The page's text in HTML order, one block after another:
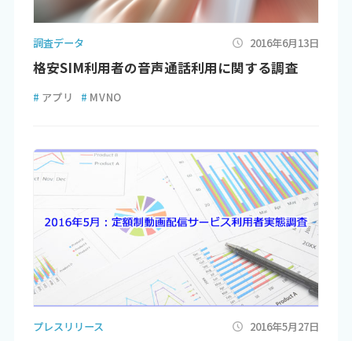
調査データ 2016年6月13日
格安SIM利用者の音声通話利用に関する調査
# アプリ # MVNO
プレスリリース 2016年5月27日